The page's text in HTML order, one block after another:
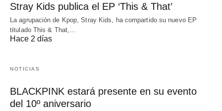
Stray Kids publica el EP ‘This & That’
La agrupación de Kpop, Stray Kids, ha compartido su nuevo EP
titulado This & That,…
Hace 2 días
NOTICIAS
BLACKPINK estará presente en su evento
del 10º aniversario